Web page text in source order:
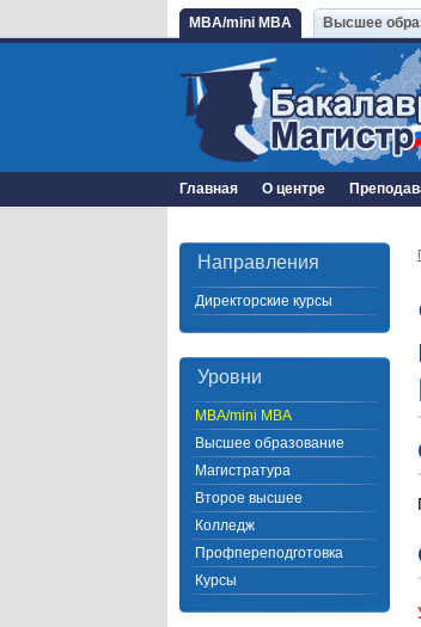
MBA/mini MBA Высшее
Главная О центре
Направления
Директорские курсы
Уровни
MBA/mini MBA
Высшее образование
Магистратура
Второе высшее
Колледж
Профпереподготовка
Курсы